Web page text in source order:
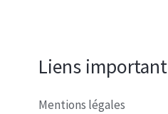
Liens
Mentions légales